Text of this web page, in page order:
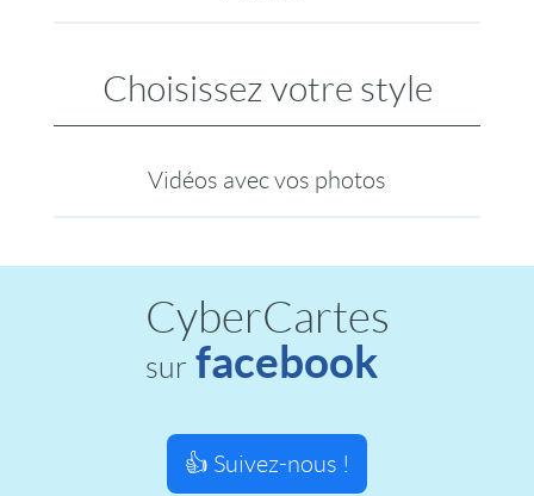
Choisissez votre style
Vidéos avec vos photos
CyberCartes
sur facebook
👍 Suivez-nous !